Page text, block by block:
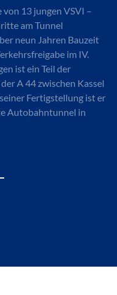
13 jungen VSVI –
am Tunnel
neun Jahren Bauzeit
im IV.
ist ein Teil der
A 44 zwischen Kassel
Fertigstellung ist er
Autobahntunnel in